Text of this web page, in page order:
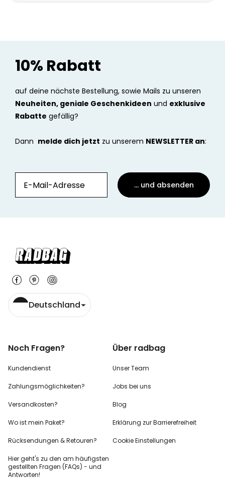
schließlich sind wir seit über 13 Jahren der Go-To Shop für
10% Rabatt
auf deine nächste Bestellung, sowie Mails zu unseren
Neuheiten, geniale Geschenkideen und exklusive
Rabatte gefällig?
Dann melde dich jetzt zu unserem NEWSLETTER an:
... und absenden
Deutschland
Noch Fragen?
Kundendienst
Zahlungsmöglichkeiten?
Versandkosten?
Wo ist mein Paket?
Rücksendungen & Retouren?
Hier geht's zu den am häufigsten
gestellten Fragen (FAQs) - und
Antworten!
Über radbag
Unser Team
Jobs bei uns
Blog
Erklärung zur Barrierefreiheit
Cookie Einstellungen